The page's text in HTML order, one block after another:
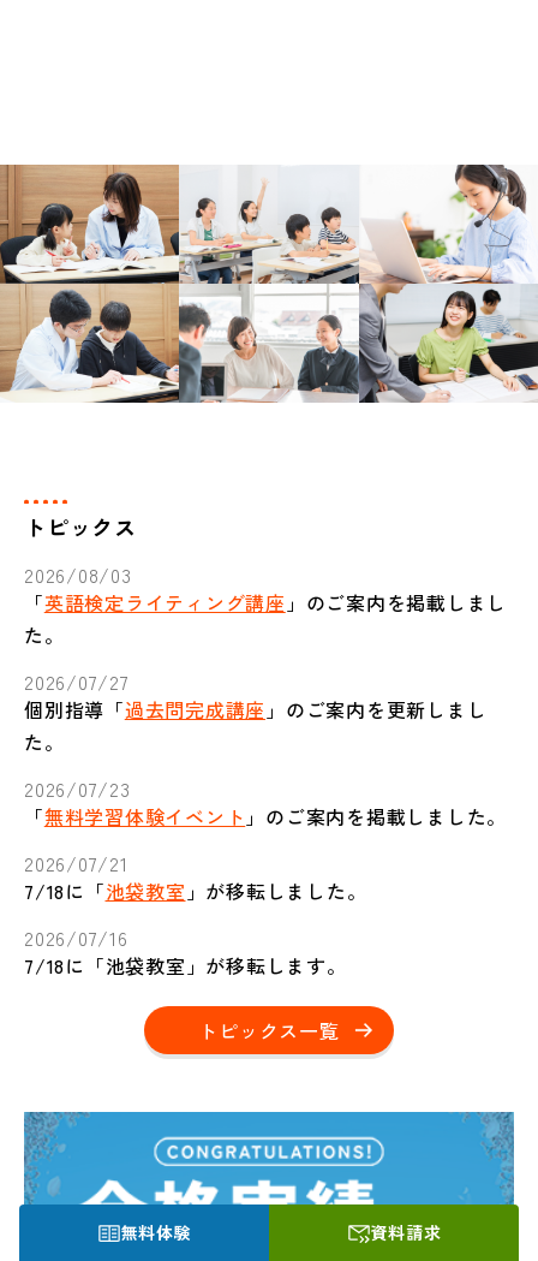
無料体験 資料請求
トピックス
2026/08/03
「英語検定ライティング講座 」のご案内を掲載しまし
た。
2026/07/27
個別指導「過去問完成講座 」のご案内を更新しまし
た。
2026/07/23
「無料学習体験イベント 」のご案内を掲載しました。
2026/07/21
7/18に「池袋教室 」が移転しました。
2026/07/16
7/18に「池袋教室」が移転します。
トピックス一覧